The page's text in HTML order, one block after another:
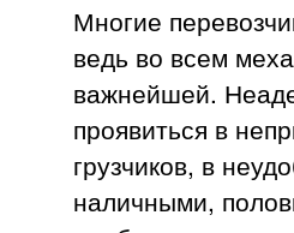
Многие
ведь во всем
важнейшей.
проявиться в
грузчиков, в
наличными,